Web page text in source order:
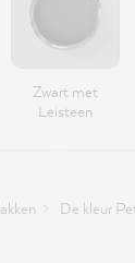
Zwart met
Leisteen
De kleur